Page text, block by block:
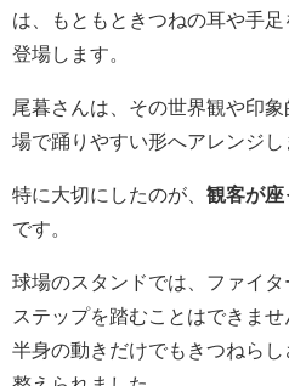
は、もともときつねの耳や手
登場します。
尾暮さんは、その世界観や印
場で踊りやすい形へアレンジし
特に大切にしたのが、 観客が
です。
球場のスタンドでは、ファイ
ステップを踏むことはできま
半身の動きだけでもきつねら